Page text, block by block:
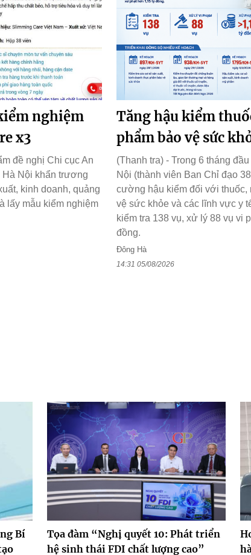
nghiệm
x3
đề nghị Chi cục An
Hà Nội khẩn trương
kinh doanh, quảng
lấy mẫu kiểm nghiệm
Tăng hậu kiểm
phẩm bảo vệ sức
(Thanh tra) - Trong 6 tháng
Nội (thành viên Ban Chỉ đạo
cường hậu kiểm đối với thuốc,
vệ sức khỏe và các lĩnh vực y
kiểm tra 138 vụ, xử lý 88 vụ vi
đồng.
Đông Hà
14:31 05/08/2026
Bí
Tọa đàm “Nghị quyết 10: Phát triển
hệ sinh thái FDI chất lượng cao”